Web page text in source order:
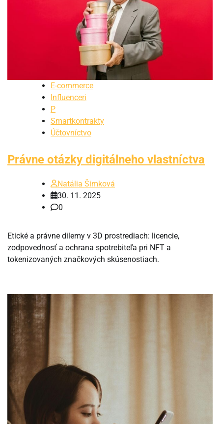
E-commerce
Influenceri
P
Smartkontrakty
Účtovníctvo
Právne otázky digitálneho vlastníctva
Natália Šimková
30. 11. 2025
0
Etické a právne dilemy v 3D prostrediach: licencie,
zodpovednosť a ochrana spotrebiteľa pri NFT a
tokenizovaných značkových skúsenostiach.